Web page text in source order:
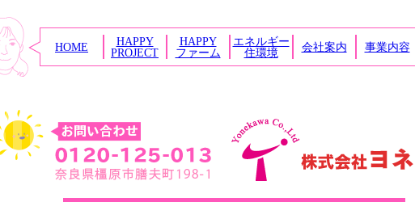
HOME
HAPPY
PROJECT
HAPPY
ファーム
エネルギー
住環境
会社案内 事業内容